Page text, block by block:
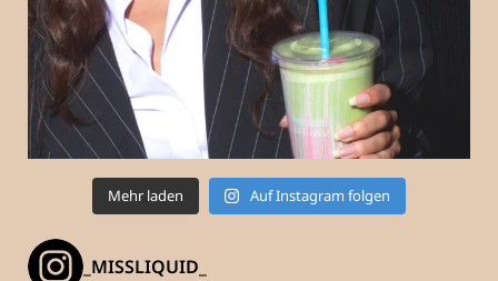
Mehr laden Auf Instagram folgen
_MISSLIQUID_